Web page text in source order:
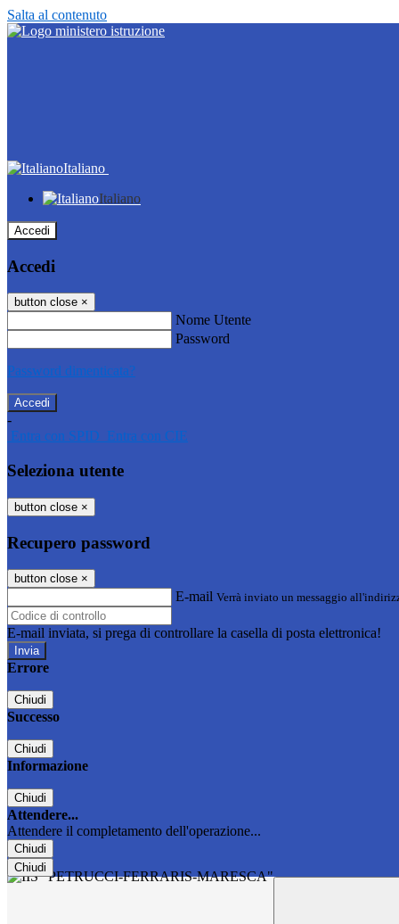
Salta al contenuto
Italiano
Italiano
Accedi
Accedi
button close ×
Nome Utente
Password
Password dimenticata?
-
Entra con SPID Entra con CIE
Seleziona utente
button close ×
Recupero password
button close ×
E-mail Verrà inviato un messaggio
E-mail inviata, si prega di controllare la casella di posta elettronica!
Errore
Chiudi
Successo
Chiudi
Informazione
Chiudi
Attendere...
Attendere il completamento dell'operazione...
Chiudi
Chiudi